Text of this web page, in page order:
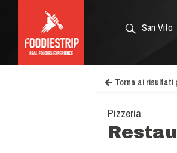
Torna ai risultati
Pizzeria